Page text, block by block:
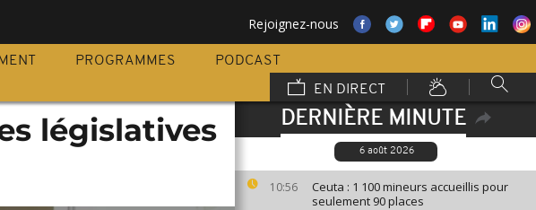
Rejoignez-nous
PROGRAMMES
PODCAST
EN DIRECT
DERNIÈRE MINUTE
6 août 2026
10:56
Ceuta : 1 100 mineurs accueillis pour
seulement 90 places
législatives